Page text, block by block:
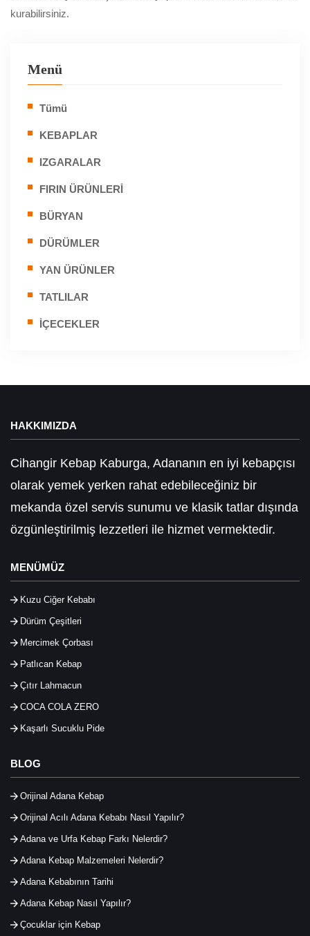
kurabilirsiniz.
Menü
Tümü
KEBAPLAR
IZGARALAR
FIRIN ÜRÜNLERİ
BÜRYAN
DÜRÜMLER
YAN ÜRÜNLER
TATLILAR
İÇECEKLER
HAKKIMIZDA
Cihangir Kebap Kaburga, Adananın en iyi kebapçısı
olarak yemek yerken rahat edebileceğiniz bir
mekanda özel servis sunumu ve klasik tatlar dışında
özgünleştirilmiş lezzetleri ile hizmet vermektedir.
MENÜMÜZ
Kuzu Ciğer Kebabı
Dürüm Çeşitleri
Mercimek Çorbası
Patlıcan Kebap
Çıtır Lahmacun
COCA COLA ZERO
Kaşarlı Sucuklu Pide
BLOG
Orijinal Adana Kebap
Orijinal Acılı Adana Kebabı Nasıl Yapılır?
Adana ve Urfa Kebap Farkı Nelerdir?
Adana Kebap Malzemeleri Nelerdir?
Adana Kebabının Tarihi
Adana Kebap Nasıl Yapılır?
Çocuklar için Kebap